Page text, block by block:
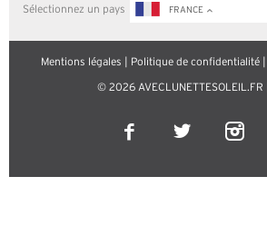
Sélectionnez un pays FRANCE
Mentions légales Politique de confidentialité
© 2026 AVECLUNETTESOLEIL.FR |